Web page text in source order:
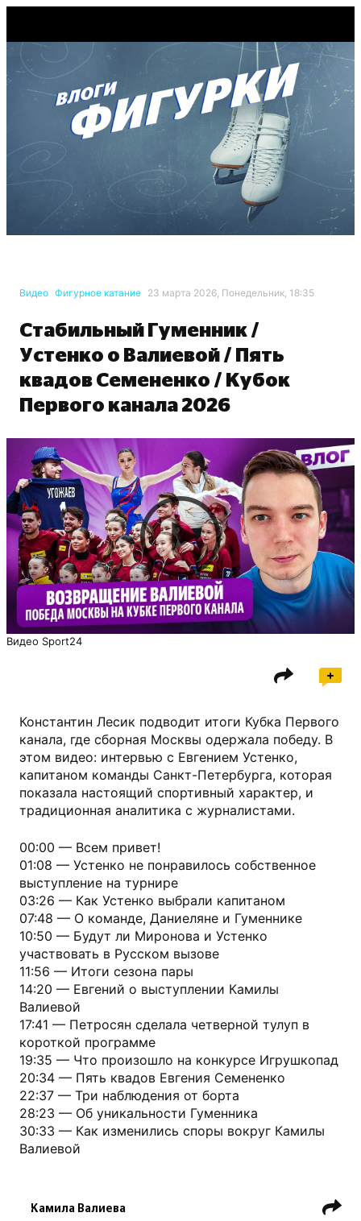
Видео Фигурное катание 23 марта 2026, Понедельник, 18:35
Стабильный Гуменник /
Устенко о Валиевой / Пять
квадов Семененко / Кубок
Первого канала 2026
Видео Sport24
Константин Лесик подводит итоги Кубка Первого
канала, где сборная Москвы одержала победу. В
этом видео: интервью с Евгением Устенко,
капитаном команды Санкт-Петербурга, которая
показала настоящий спортивный характер, и
традиционная аналитика с журналистами.
00:00 — Всем привет!
01:08 — Устенко не понравилось собственное
выступление на турнире
03:26 — Как Устенко выбрали капитаном
07:48 — О команде, Даниеляне и Гуменнике
10:50 — Будут ли Миронова и Устенко
участвовать в Русском вызове
11:56 — Итоги сезона пары
14:20 — Евгений о выступлении Камилы
Валиевой
17:41 — Петросян сделала четверной тулуп в
короткой программе
19:35 — Что произошло на конкурсе Игрушкопад
20:34 — Пять квадов Евгения Семененко
22:37 — Три наблюдения от борта
28:23 — Об уникальности Гуменника
30:33 — Как изменились споры вокруг Камилы
Валиевой
Камила Валиева